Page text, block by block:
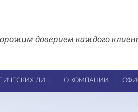
доверием каждого
ЛИЦ О КОМПАНИИ